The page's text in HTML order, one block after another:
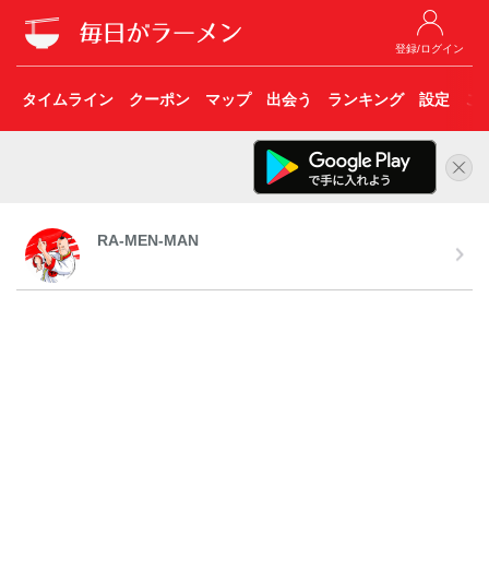
登録/ログイン
タイムライン クーポン マップ 出会う ランキング 設定 こ
RA-MEN-MAN